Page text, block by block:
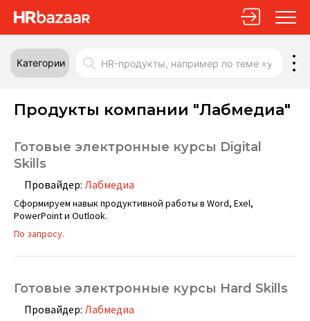
Категории
Продукты компании "Лабмедиа"
Готовые электронные курсы Digital
Skills
Провайдер: Лабмедиа
Сформируем навык продуктивной работы в Word, Exel,
PowerPoint и Outlook.
По запросу.
Готовые электронные курсы Hard Skills
Провайдер: Лабмедиа